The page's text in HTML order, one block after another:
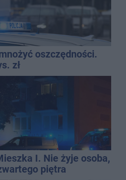
oszczędności.
zł
I. Nie żyje osoba,
piętra